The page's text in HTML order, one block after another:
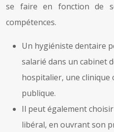
se faire en fonction de
compétences.
Un hygiéniste dentaire
salarié dans un cabinet
hospitalier, une clinique
publique.
Il peut également
libéral, en ouvrant son